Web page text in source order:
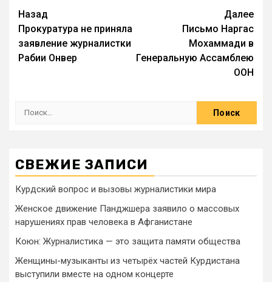
Назад
Прокуратура не приняла
заявление журналистки
Рабии Онвер
Далее
Письмо Наргас
Мохаммади в
Генеральную Ассамблею
ООН
СВЕЖИЕ ЗАПИСИ
Курдский вопрос и вызовы журналистики мира
Женское движение Панджшера заявило о массовых
нарушениях прав человека в Афганистане
Коюн: Журналистика — это защита памяти общества
Женщины-музыканты из четырёх частей Курдистана
выступили вместе на одном концерте